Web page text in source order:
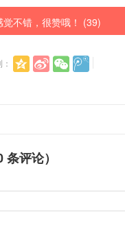
觉不错，很赞哦！ (39)
条评论）